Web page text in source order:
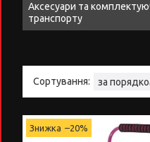
Аксесуари та
транспорту
–20%